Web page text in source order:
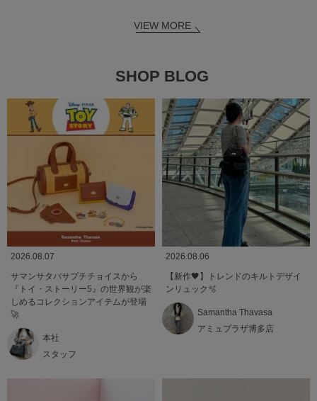
VIEW MORE
SHOP BLOG
2026.08.07
サマンサタバサプチチョイスから
『トイ・ストーリー5』の世界観が楽
しめるコレクションアイテムが登場
🚀
本社
スタッフ
2026.08.06
【新作🖤】トレンドのキルトデザイ
ンリュック🫧
Samantha Thavasa
アミュプラザ博多店